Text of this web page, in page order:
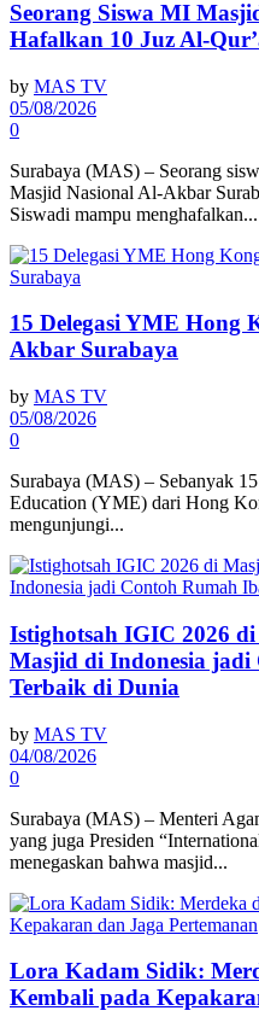
Seorang Siswa MI
Hafalkan 10 Juz Al-
by MAS TV
05/08/2026
0
Surabaya (MAS) – Seorang
Masjid Nasional Al-Akbar
Siswadi mampu menghafalkan...
15 Delegasi YME
Akbar Surabaya
by MAS TV
05/08/2026
0
Surabaya (MAS) – Sebanyak
Education (YME) dari Hong
mengunjungi...
Istighotsah IGIC 2026
Masjid di Indonesia
Terbaik di Dunia
by MAS TV
04/08/2026
0
Surabaya (MAS) – Menteri
yang juga Presiden
menegaskan bahwa masjid...
Lora Kadam Sidik:
Kembali pada